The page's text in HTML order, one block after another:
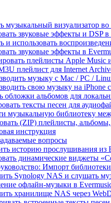
музыкальный визуализатор
звуковые эффекты и DSP
и использовать
звуковые эффекты в
плейлисты Apple Music
плейлист для Internet
музыку с Mac / PC /
свою музыку на iPhone
обложки альбомов для
тексты песен для
музыкальную библиотеку
(ZIP) плейлисты,
инструкция
вопросы
историю прослушивания из
динамические виджеты
Импорт
Synology NAS и слушать
офлайн-музыки в
хранилище NAS через